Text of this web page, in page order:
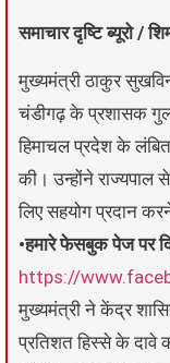
समाचार दृष्टि ब्यूरो /
मुख्यमंत्री ठाकुर
चंडीगढ़ के प्रशासक
हिमाचल प्रदेश के लंबित
की। उन्होंने राज्यपाल
लिए सहयोग प्रदान
•हमारे फेसबुक पेज पर
https://
मुख्यमंत्री ने केंद्र
प्रतिशत हिस्से के दावे